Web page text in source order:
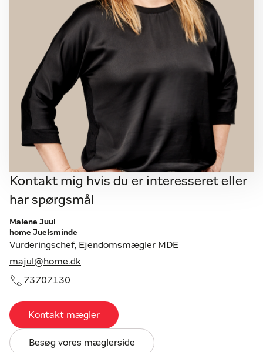
Kontakt mig hvis du er interesseret eller
har spørgsmål
Malene Juul
home Juelsminde
Vurderingschef, Ejendomsmægler MDE
majul@home.dk
73707130
Kontakt mægler
Besøg vores mæglerside